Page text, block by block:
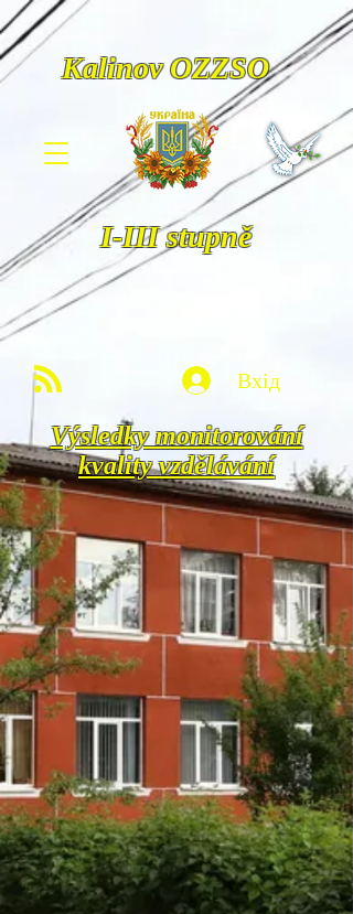
I-III stupně​
Kalinov OZZSO
Вхід
Výsledky monitorování
kvality vzdělávání